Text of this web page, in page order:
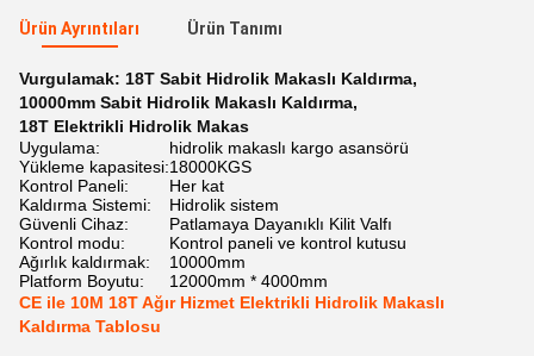
Ürün Ayrıntıları Ürün Tanımı
Vurgulamak: 18T Sabit Hidrolik Makaslı Kaldırma,
10000mm Sabit Hidrolik Makaslı Kaldırma,
18T Elektrikli Hidrolik Makas
Uygulama:
hidrolik makaslı kargo asansörü
Yükleme kapasitesi:18000KGS
Kontrol Paneli:
Her kat
Kaldırma Sistemi:
Hidrolik sistem
Güvenli Cihaz:
Patlamaya Dayanıklı Kilit Valfı
Kontrol modu:
Kontrol paneli ve kontrol kutusu
Ağırlık kaldırmak:
10000mm
Platform Boyutu:
12000mm * 4000mm
CE ile 10M 18T Ağır Hizmet Elektrikli Hidrolik Makaslı
Kaldırma Tablosu